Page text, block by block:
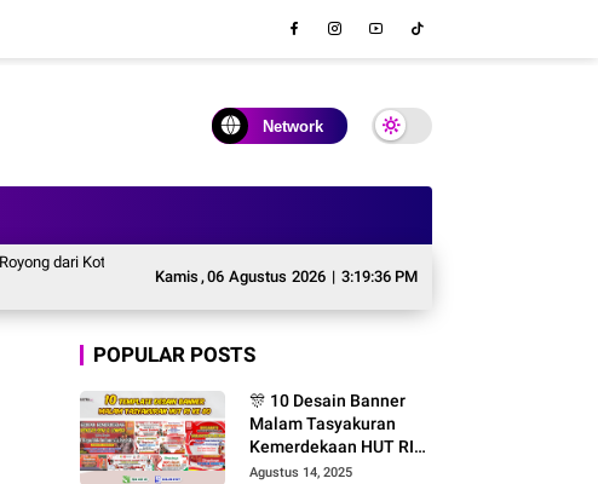
Network
Kamis ,06 Agustus 2026 | 3:19:37 PM
Kota Hingga Pelosok Desa
POPULAR POSTS
🎊 10 Desain Banner
Malam Tasyakuran
Kemerdekaan HUT RI
ke-80 – File CDR
Agustus 14, 2025